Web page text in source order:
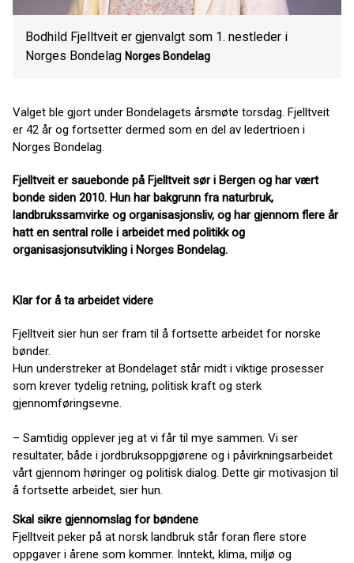
Bodhild Fjelltveit er gjenvalgt som 1. nestleder i
Norges Bondelag Norges Bondelag
Valget ble gjort under Bondelagets årsmøte torsdag. Fjelltveit
er 42 år og fortsetter dermed som en del av ledertrioen i
Norges Bondelag.
Fjelltveit er sauebonde på Fjelltveit sør i Bergen og har vært
bonde siden 2010. Hun har bakgrunn fra naturbruk,
landbrukssamvirke og organisasjonsliv, og har gjennom flere år
hatt en sentral rolle i arbeidet med politikk og
organisasjonsutvikling i Norges Bondelag.
Klar for å ta arbeidet videre
Fjelltveit sier hun ser fram til å fortsette arbeidet for norske
bønder.
Hun understreker at Bondelaget står midt i viktige prosesser
som krever tydelig retning, politisk kraft og sterk
gjennomføringsevne.
– Samtidig opplever jeg at vi får til mye sammen. Vi ser
resultater, både i jordbruksoppgjørene og i påvirkningsarbeidet
vårt gjennom høringer og politisk dialog. Dette gir motivasjon til
å fortsette arbeidet, sier hun.
Skal sikre gjennomslag for bøndene
Fjelltveit peker på at norsk landbruk står foran flere store
oppgaver i årene som kommer. Inntekt, klima, miljø og